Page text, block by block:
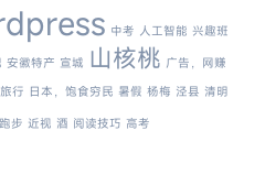
中考 人工智能 兴趣班
安徽特产 宣城 山核桃 广告，网赚
旅行 日本，饱食穷民 暑假 杨梅 泾县 清明
跑步 近视 酒 阅读技巧 高考